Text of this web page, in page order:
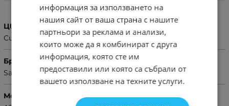
Цвят
Син
Бранд
Samsung
Модел Телефон
информация за използването на
нашия сайт от ваша страна с нашите
партньори за реклама и анализи,
които може да я комбинират с друга
информация, която сте им
предоставили или която са събрали от
вашето използване на техните услуги.